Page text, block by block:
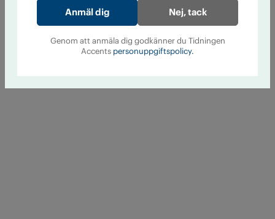
Nej, tack
Genom att anmäla dig godkänner du Tidningen
Accents personuppgiftspolicy.